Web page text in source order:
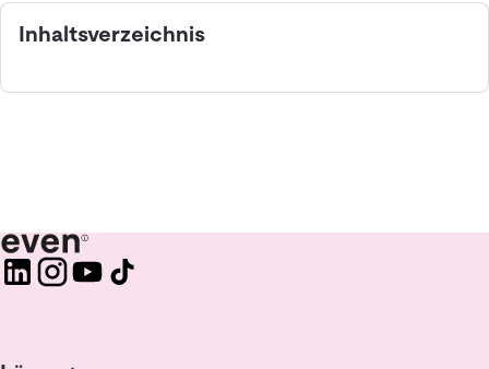
Inhaltsverzeichnis